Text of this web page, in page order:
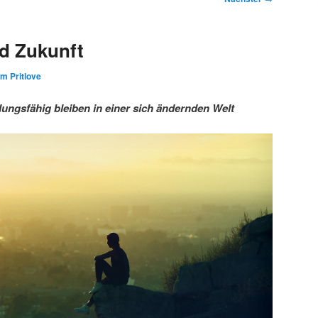
Zukunft
Pritlove
bleiben in einer sich ändernden Welt